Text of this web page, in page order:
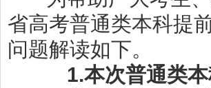
省高考普通类本科提
问题解读如下。
1.本次普通类